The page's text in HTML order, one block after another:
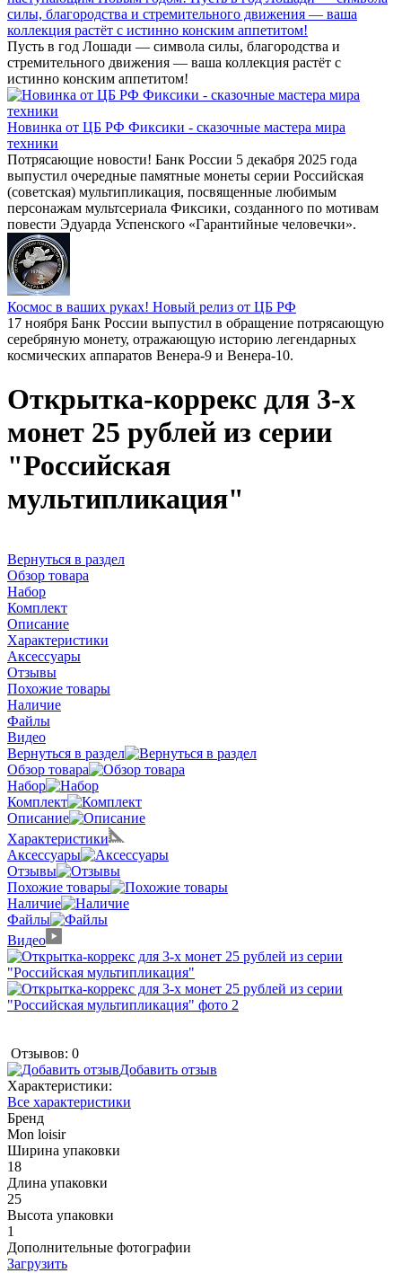
силы, благородства и стремительного движения — ваша
коллекция растёт с истинно конским аппетитом!
Пусть в год Лошади — символа силы, благородства и
стремительного движения — ваша коллекция растёт с
истинно конским аппетитом!
Новинка от ЦБ РФ Фиксики - сказочные мастера мира
техники
Потрясающие новости! Банк России 5 декабря 2025 года
выпустил очередные памятные монеты серии Российская
(советская) мультипликация, посвященные любимым
персонажам мультсериала Фиксики, созданного по мотивам
повести Эдуарда Успенского «Гарантийные человечки».
Космос в ваших руках! Новый релиз от ЦБ РФ
17 ноября Банк России выпустил в обращение потрясающую
серебряную монету, отражающую историю легендарных
космических аппаратов Венера-9 и Венера-10.
Открытка-коррекс для 3-х
монет 25 рублей из серии
"Российская
мультипликация"
Вернуться в раздел
Обзор товара
Набор
Комплект
Описание
Характеристики
Аксессуары
Отзывы
Похожие товары
Наличие
Файлы
Видео
Вернуться в раздел
Обзор товара
Набор
Комплект
Описание
Характеристики
Аксессуары
Отзывы
Похожие товары
Наличие
Файлы
Видео
Отзывов: 0
Добавить отзыв
Характеристики:
Все характеристики
Бренд
Mon loisir
Ширина упаковки
18
Длина упаковки
25
Высота упаковки
1
Дополнительные фотографии
Загрузить